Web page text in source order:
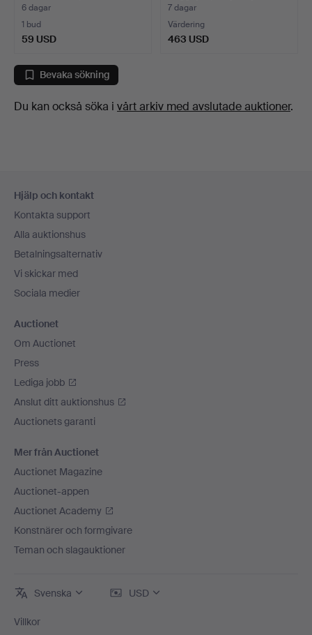
6 dagar
1 bud
59 USD
t…
7 dagar
Värdering
463 USD
Bevaka sökning
Du kan också söka i vårt arkiv med avslutade auktioner.
Hjälp och kontakt
Kontakta support
Alla auktionshus
Betalningsalternativ
Vi skickar med
Sociala medier
Auctionet
Om Auctionet
Press
Lediga jobb
Anslut ditt auktionshus
Auctionets garanti
Mer från Auctionet
Auctionet Magazine
Auctionet-appen
Auctionet Academy
Konstnärer och formgivare
Teman och slagauktioner
Svenska USD
Villkor